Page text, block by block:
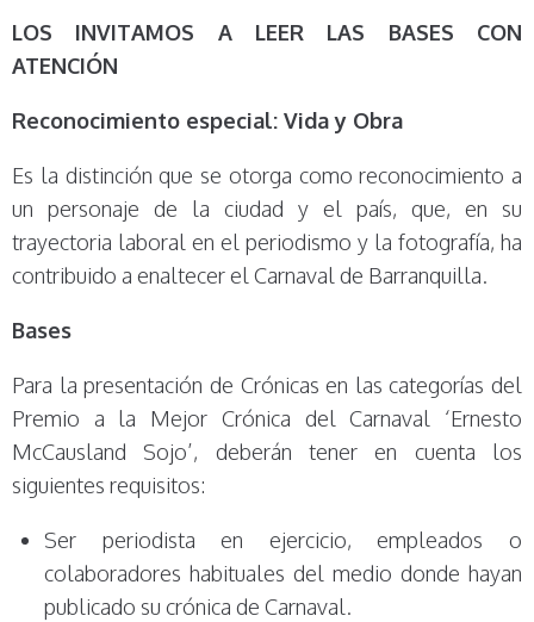
LOS INVITAMOS A LEER LAS BASES CON
ATENCIÓN
Reconocimiento especial: Vida y Obra
Es la distinción que se otorga como reconocimiento a
un personaje de la ciudad y el país, que, en su
trayectoria laboral en el periodismo y la fotografía, ha
contribuido a enaltecer el Carnaval de Barranquilla.
Bases
Para la presentación de Crónicas en las categorías del
Premio a la Mejor Crónica del Carnaval ‘Ernesto
McCausland Sojo’, deberán tener en cuenta los
siguientes requisitos:
Ser periodista en ejercicio, empleados o
colaboradores habituales del medio donde hayan
publicado su crónica de Carnaval.